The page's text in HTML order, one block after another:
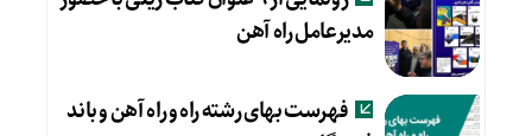
مدیرعامل راه آهن
فهرست بهای رشته راه و راه آهن و باند